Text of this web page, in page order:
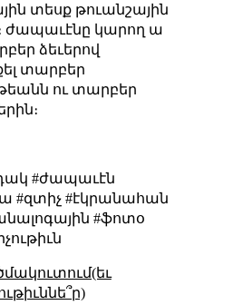
տեսք թուանշային
ժապաւէնը կարող ա
ձեւերով
տարբեր
ու տարբեր
#ժապաւէն
#զտիչ #էկրանահան
#ֆոտօ